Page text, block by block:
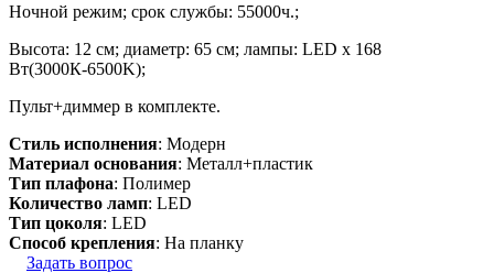
Ночной режим; срок службы: 55000ч.;
Высота: 12 см; диаметр: 65 см; лампы: LED х 168
Вт(3000К-6500K);
Пульт+диммер в комплекте.
Стиль исполнения: Модерн
Материал основания: Металл+пластик
Тип плафона: Полимер
Количество ламп: LED
Тип цоколя: LED
Способ крепления: На планку
Задать вопрос